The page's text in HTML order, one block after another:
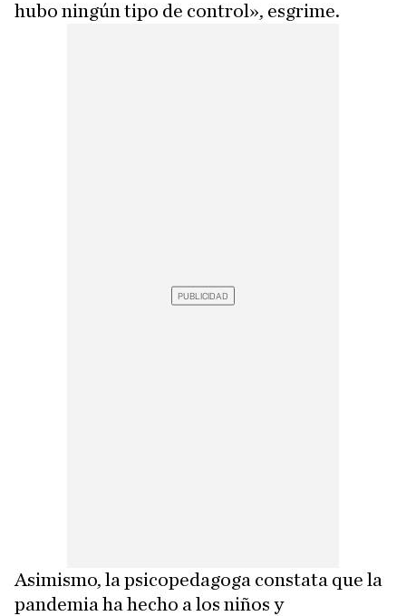
hubo ningún tipo de control», esgrime.
Asimismo, la psicopedagoga constata que la
pandemia ha hecho a los niños y